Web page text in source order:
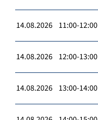
14.08.2026 11:00-12:00
14.08.2026 12:00-13:00
14.08.2026 13:00-14:00